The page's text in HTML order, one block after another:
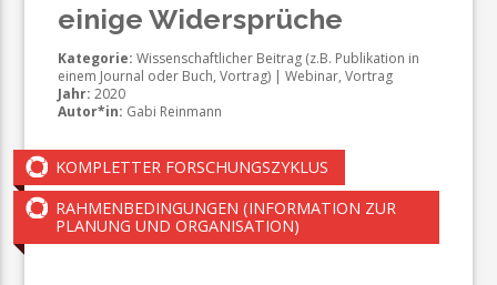
einige Widersprüche
Kategorie: Wissenschaftlicher Beitrag (z.B. Publikation in
einem Journal oder Buch, Vortrag) | Webinar, Vortrag
Jahr: 2020
Autor*in: Gabi Reinmann
KOMPLETTER FORSCHUNGSZYKLUS
RAHMENBEDINGUNGEN (INFORMATION ZUR
PLANUNG UND ORGANISATION)